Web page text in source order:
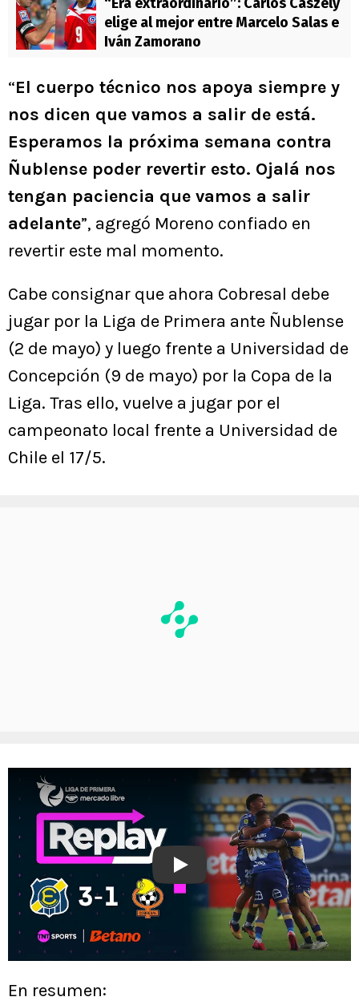
elige al mejor entre Marcelo Salas e
Iván Zamorano
“El cuerpo técnico nos apoya siempre y
nos dicen que vamos a salir de está.
Esperamos la próxima semana contra
Ñublense poder revertir esto. Ojalá nos
tengan paciencia que vamos a salir
adelante”, agregó Moreno confiado en
revertir este mal momento.
Cabe consignar que ahora Cobresal debe
jugar por la Liga de Primera ante Ñublense
(2 de mayo) y luego frente a Universidad de
Concepción (9 de mayo) por la Copa de la
Liga. Tras ello, vuelve a jugar por el
campeonato local frente a Universidad de
Chile el 17/5.
Play
En resumen: